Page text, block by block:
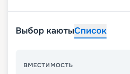
Выбор каютыСписок
ВМЕСТИМОСТЬ